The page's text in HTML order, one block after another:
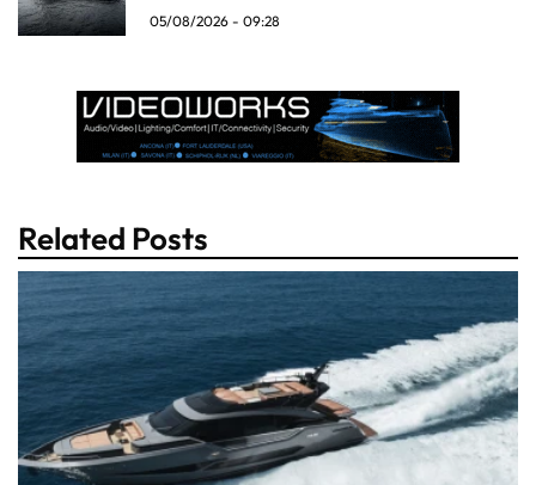
05/08/2026 - 09:28
Related Posts